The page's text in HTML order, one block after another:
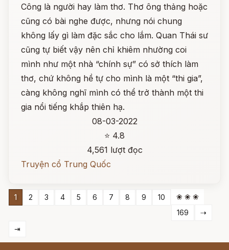
Công là người hay làm thơ. Thơ ông thảng hoặc
cũng có bài nghe được, nhưng nói chung
không lấy gì làm đặc sắc cho lắm. Quan Thái sư
cũng tự biết vậy nên chỉ khiêm nhường coi
mình như một nhà “chính sự” có sở thích làm
thơ, chứ không hề tự cho mình là một “thi gia”,
càng không nghĩ mình có thể trở thành một thi
gia nổi tiếng khắp thiên hạ.
08-03-2022
⭐ 4.8
4,561 lượt đọc
Truyện cổ Trung Quốc
1 2 3 4 5 6 7 8 9 10
❀ ❀ ❀
169
⇢
⇥